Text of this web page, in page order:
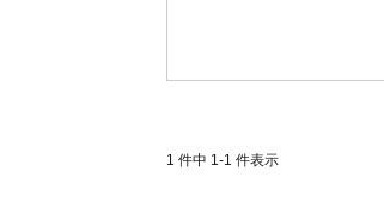
1 件中 1-1 件表示